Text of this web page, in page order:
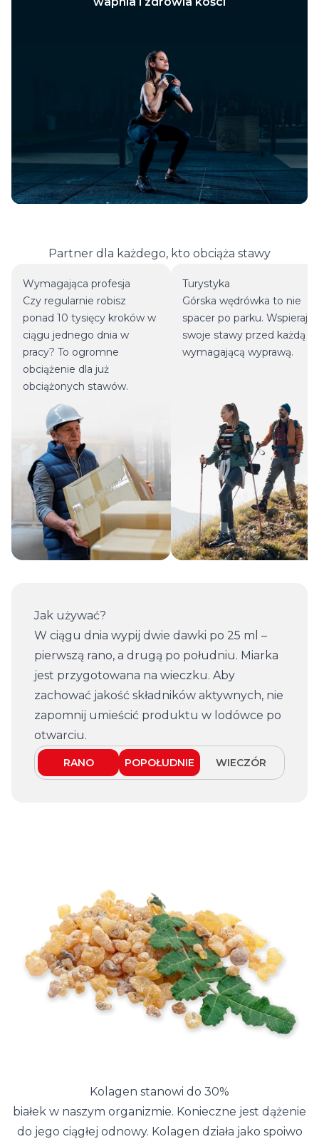
Partner dla każdego, kto obciąża stawy
Wymagająca profesja
Czy regularnie robisz
ponad 10 tysięcy kroków w
ciągu jednego dnia w
pracy? To ogromne
obciążenie dla już
obciążonych stawów.
Turystyka
Górska wędrówka to nie
spacer po parku. Wspieraj
swoje stawy przed każdą
wymagającą wyprawą.
Jak używać?
W ciągu dnia wypij dwie dawki po 25 ml –
pierwszą rano, a drugą po południu. Miarka
jest przygotowana na wieczku. Aby
zachować jakość składników aktywnych, nie
zapomnij umieścić produktu w lodówce po
otwarciu.
RANO POPOŁUDNIE WIECZÓR
Kolagen stanowi do 30%
białek w naszym organizmie. Konieczne jest dążenie
do jego ciągłej odnowy. Kolagen działa jako spoiwo